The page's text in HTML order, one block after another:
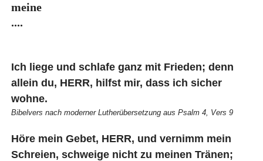
meine
....
Ich liege und schlafe ganz mit Frieden; denn
allein du, HERR, hilfst mir, dass ich sicher
wohne.
Bibelvers nach moderner Lutherübersetzung aus Psalm 4, Vers 9
Höre mein Gebet, HERR, und vernimm mein
Schreien, schweige nicht zu meinen Tränen;